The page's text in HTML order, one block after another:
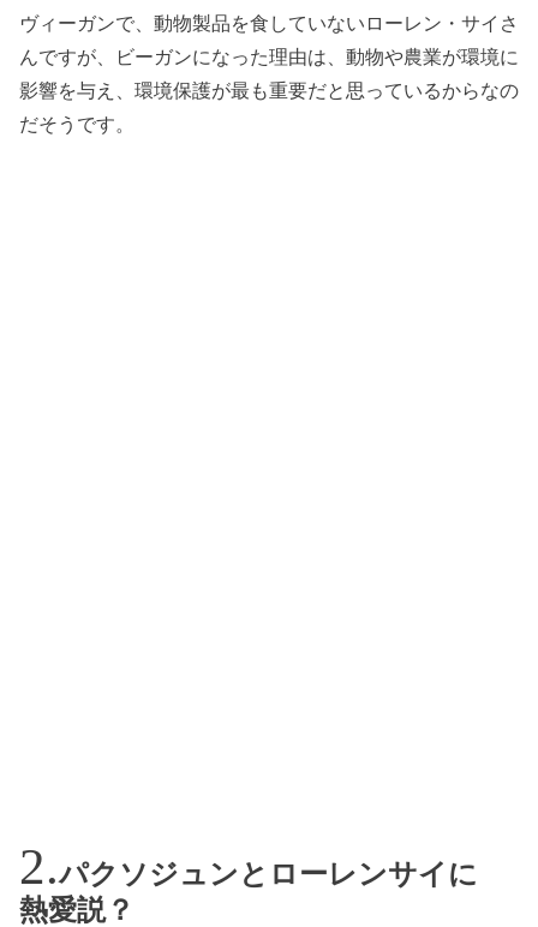
ヴィーガンで、動物製品を食していないローレン・サイさ
んですが、ビーガンになった理由は、動物や農業が環境に
影響を与え、環境保護が最も重要だと思っているからなの
だそうです。
パクソジュンとローレンサイに
熱愛説？